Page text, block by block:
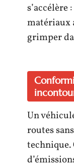
s’accélère
matériaux
grimper
Un
routes
technique.